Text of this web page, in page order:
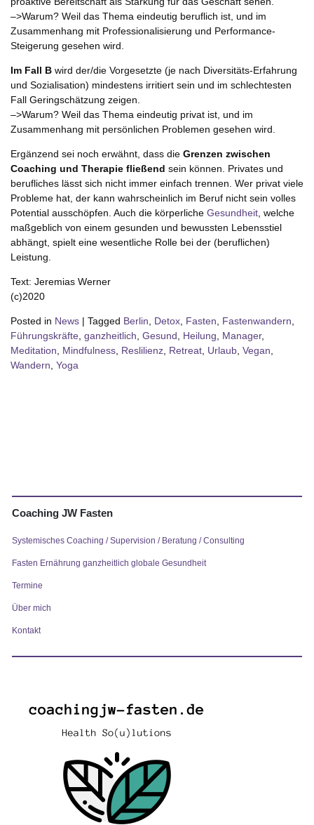
–>Warum? Weil das Thema eindeutig beruflich ist, und im
Zusammenhang mit Professionalisierung und Performance-
Steigerung gesehen wird.
Im Fall B wird der/die Vorgesetzte (je nach Diversitäts-Erfahrung
und Sozialisation) mindestens irritiert sein und im schlechtesten
Fall Geringschätzung zeigen.
–>Warum? Weil das Thema eindeutig privat ist, und im
Zusammenhang mit persönlichen Problemen gesehen wird.
Ergänzend sei noch erwähnt, dass die Grenzen zwischen
Coaching und Therapie fließend sein können. Privates und
berufliches lässt sich nicht immer einfach trennen. Wer privat viele
Probleme hat, der kann wahrscheinlich im Beruf nicht sein volles
Potential ausschöpfen. Auch die körperliche Gesundheit , welche
maßgeblich von einem gesunden und bewussten Lebensstiel
abhängt, spielt eine wesentliche Rolle bei der (beruflichen)
Leistung.
Text: Jeremias Werner
(c)2020
Posted in News | Tagged Berlin Detox Fasten Fastenwandern
Führungskräfte ganzheitlich Gesund Heilung Manager,
Meditation
Mindfulness Reslilienz Retreat Urlaub Vegan
Wandern Yoga
Coaching JW Fasten
Systemisches Coaching / Supervision / Beratung / Consulting
Fasten Ernährung ganzheitlich globale Gesundheit
Termine
Über mich
Kontakt